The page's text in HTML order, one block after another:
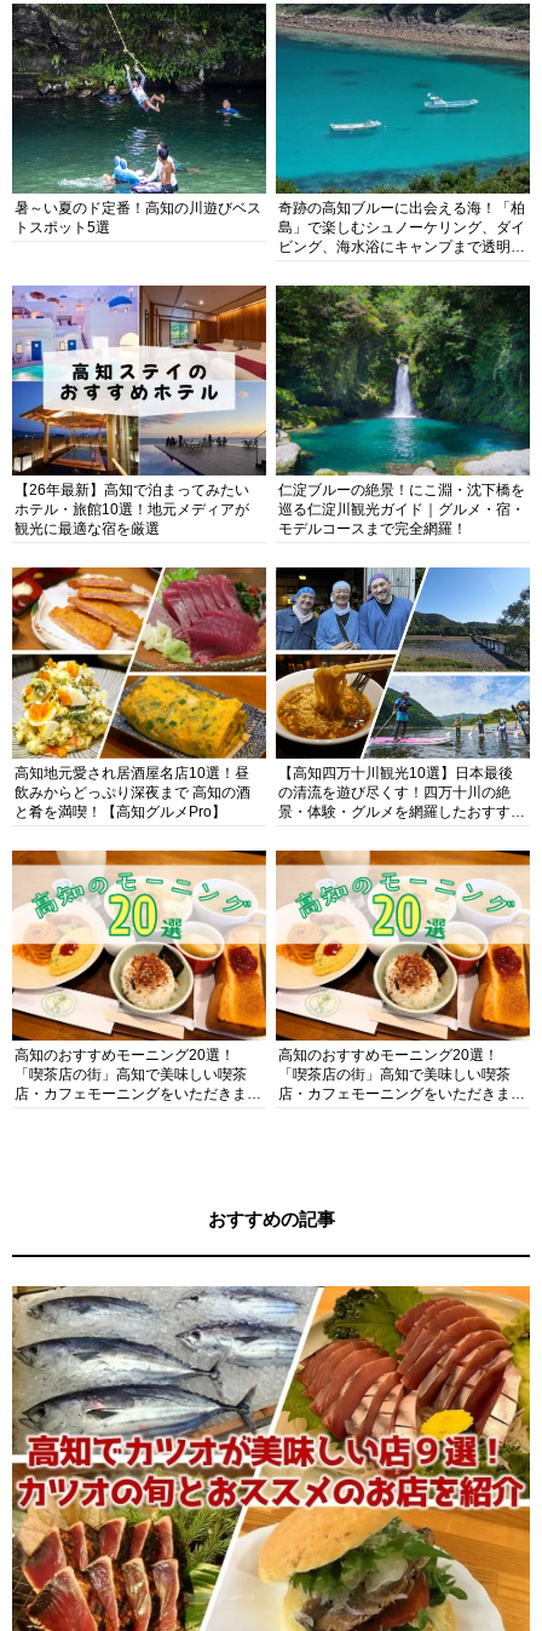
暑～い夏のド定番！高知の川遊びベス
トスポット5選
奇跡の高知ブルーに出会える海！「柏
島」で楽しむシュノーケリング、ダイ
ビング、海水浴にキャンプまで透明度
【26年最新】高知で泊まってみたい
ホテル・旅館10選！地元メディアが
観光に最適な宿を厳選
仁淀ブルーの絶景！にこ淵・沈下橋を
巡る仁淀川観光ガイド｜グルメ・宿・
モデルコースまで完全網羅！
高知地元愛され居酒屋名店10選！昼
飲みからどっぷり深夜まで 高知の酒
と肴を満喫！【高知グルメPro】
【高知四万十川観光10選】日本最後
の清流を遊び尽くす！四万十川の絶
景・体験・グルメを網羅したおすすめ
高知のおすすめモーニング20選！
「喫茶店の街」高知で美味しい喫茶
店・カフェモーニングをいただきま
高知のおすすめモーニング20選！
「喫茶店の街」高知で美味しい喫茶
店・カフェモーニングをいただきま
おすすめの記事